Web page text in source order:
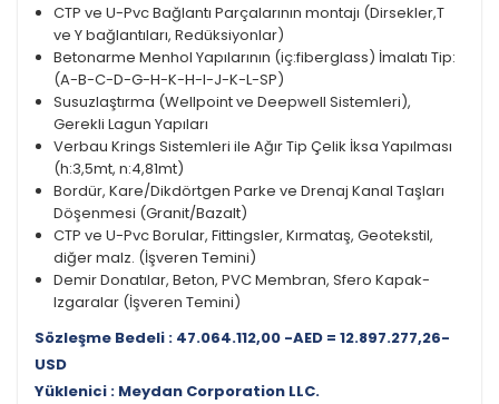
CTP ve U-Pvc Bağlantı Parçalarının montajı (Dirsekler,T
ve Y bağlantıları, Redüksiyonlar)
Betonarme Menhol Yapılarının (iç:fiberglass) İmalatı Tip:
(A-B-C-D-G-H-K-H-I-J-K-L-SP)
Susuzlaştırma (Wellpoint ve Deepwell Sistemleri),
Gerekli Lagun Yapıları
Verbau Krings Sistemleri ile Ağır Tip Çelik İksa Yapılması
(h:3,5mt, n:4,81mt)
Bordür, Kare/Dikdörtgen Parke ve Drenaj Kanal Taşları
Döşenmesi (Granit/Bazalt)
CTP ve U-Pvc Borular, Fittingsler, Kırmataş, Geotekstil,
diğer malz. (İşveren Temini)
Demir Donatılar, Beton, PVC Membran, Sfero Kapak-
Izgaralar (İşveren Temini)
Sözleşme Bedeli : 47.064.112,00 -AED = 12.897.277,26-
USD
Yüklenici : Meydan Corporation LLC.